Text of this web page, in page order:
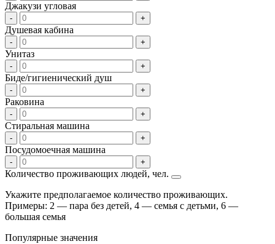
Джакузи угловая
- +
Душевая кабина
- +
Унитаз
- +
Биде/гигиенический душ
- +
Раковина
- +
Стиральная машина
- +
Посудомоечная машина
- +
Количество проживающих людей, чел.
Укажите предполагаемое количество проживающих.
Примеры: 2 — пара без детей, 4 — семья с детьми, 6 —
большая семья
Популярные значения